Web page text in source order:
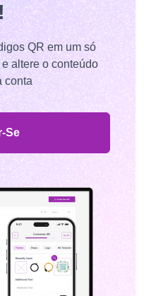
QR em um só
altere o conteúdo
conta
Se